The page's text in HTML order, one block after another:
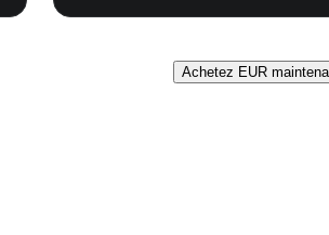
Achetez EUR